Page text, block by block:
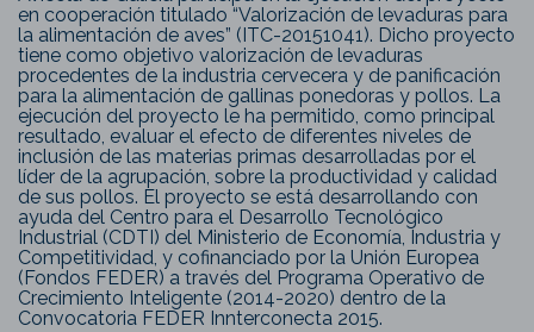
en cooperación titulado “Valorización de levaduras para
la alimentación de aves” (ITC-20151041). Dicho proyecto
tiene como objetivo valorización de levaduras
procedentes de la industria cervecera y de panificación
para la alimentación de gallinas ponedoras y pollos. La
ejecución del proyecto le ha permitido, como principal
resultado, evaluar el efecto de diferentes niveles de
inclusión de las materias primas desarrolladas por el
líder de la agrupación, sobre la productividad y calidad
de sus pollos. El proyecto se está desarrollando con
ayuda del Centro para el Desarrollo Tecnológico
Industrial (CDTI) del Ministerio de Economía, Industria y
Competitividad, y cofinanciado por la Unión Europea
(Fondos FEDER) a través del Programa Operativo de
Crecimiento Inteligente (2014-2020) dentro de la
Convocatoria FEDER Innterconecta 2015.